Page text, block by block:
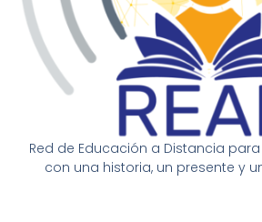
Red de Educación a Distancia
con una historia, un presente y